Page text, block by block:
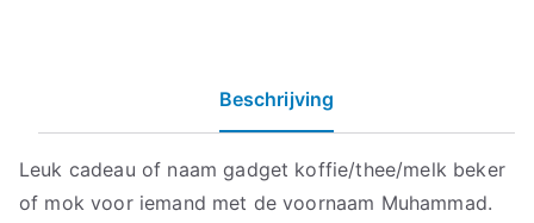
Beschrijving
Leuk cadeau of naam gadget koffie/thee/melk beker
of mok voor iemand met de voornaam Muhammad.